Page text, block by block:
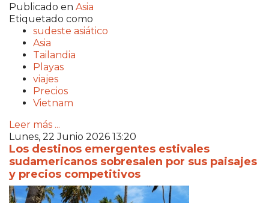
Publicado en Asia
Etiquetado como
sudeste asiático
Asia
Tailandia
Playas
viajes
Precios
Vietnam
Leer más ...
Lunes, 22 Junio 2026 13:20
Los destinos emergentes estivales
sudamericanos sobresalen por sus paisajes
y precios competitivos